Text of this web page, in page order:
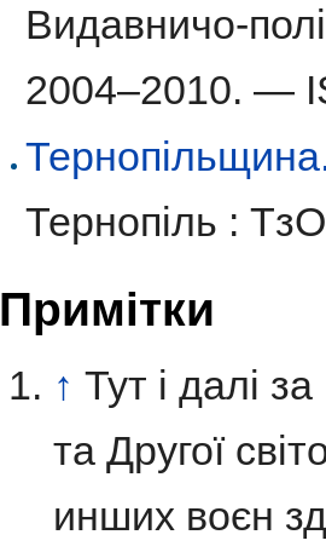
Видавничо-
2004–2010. —
Тернопільщина.
Тернопіль :
Примітки
↑ Тут і далі
та Другої
инших воєн